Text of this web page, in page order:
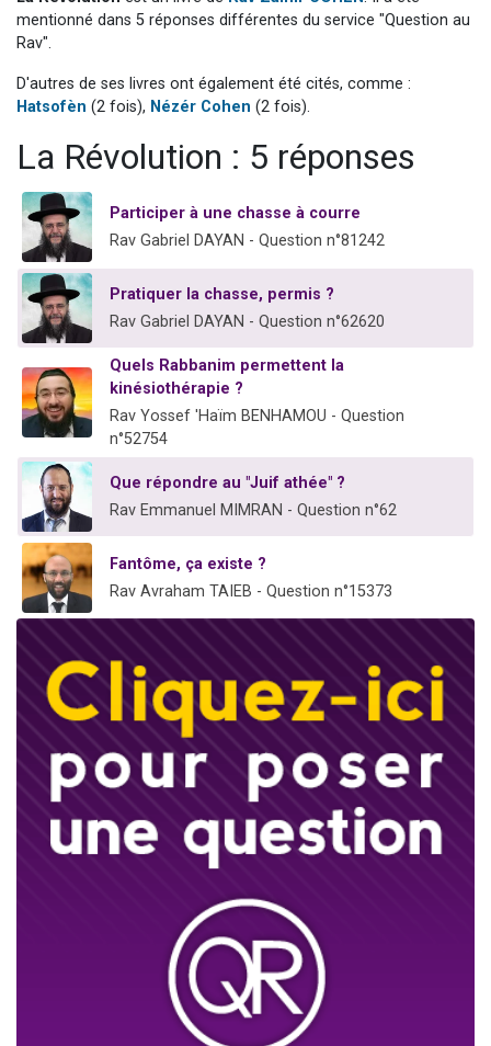
3 personnes viennent de nous rejoindre sur WhatsApp
8 personnes viennent de faire un don pour Tsédaka : pauvres d'Israel
mentionné dans 5 réponses différentes du service "Question au
Rav".
D'autres de ses livres ont également été cités, comme :
Hatsofèn (2 fois), Nézér Cohen (2 fois).
La Révolution : 5 réponses
Participer à une chasse à courre
Rav Gabriel DAYAN - Question n°81242
Pratiquer la chasse, permis ?
Rav Gabriel DAYAN - Question n°62620
Quels Rabbanim permettent la
kinésiothérapie ?
Rav Yossef 'Haïm BENHAMOU - Question
n°52754
Que répondre au "Juif athée" ?
Rav Emmanuel MIMRAN - Question n°62
Fantôme, ça existe ?
Rav Avraham TAIEB - Question n°15373